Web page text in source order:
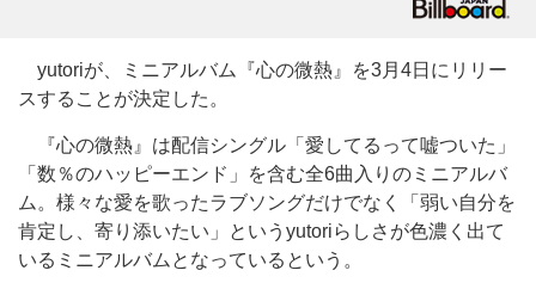
yutoriが、ミニアルバム『心の微熱』を3月4日にリリー
スすることが決定した。
『心の微熱』は配信シングル「愛してるって嘘ついた」
「数％のハッピーエンド」を含む全6曲入りのミニアルバ
ム。様々な愛を歌ったラブソングだけでなく「弱い自分を
肯定し、寄り添いたい」というyutoriらしさが色濃く出て
いるミニアルバムとなっているという。